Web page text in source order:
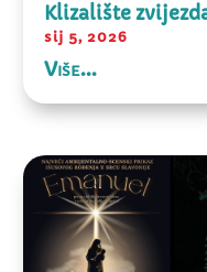
Klizalište
sij 5, 2026
Više...